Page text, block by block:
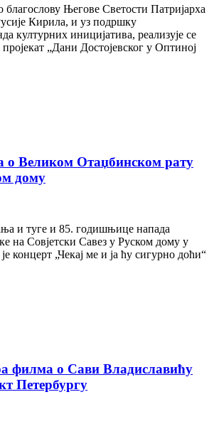
Његове Светости Патријарха
Кирила, и уз подршку
културних иницијатива, реализује се
„Дани Достојевског у Оптиној
о Великом Отаџбинском рату
дому
и туге и 85. годишњице напада
на Совјетски Савез у Руском дому у
концерт „Чекај ме и ја ћу сигурно доћи“
филма о Сави Владиславићу
Петербургу